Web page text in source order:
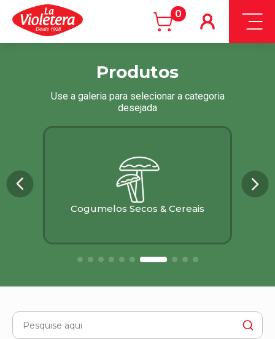
0
Produtos
Use a galeria para selecionar a categoria
desejada
Cogumelos Secos & Cereais